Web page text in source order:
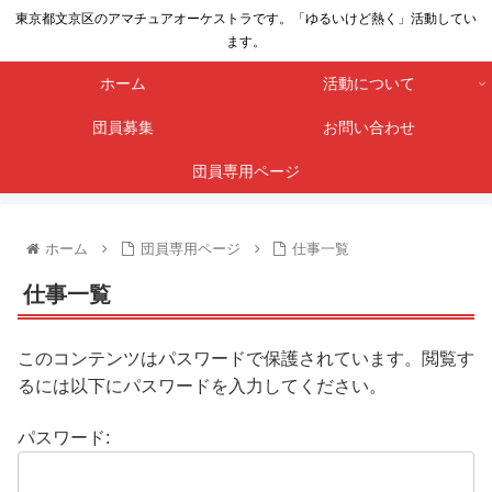
東京都文京区のアマチュアオーケストラです。「ゆるいけど熱く」活動してい
ます。
ホーム 活動について
団員募集 お問い合わせ
団員専用ページ
ホーム 団員専用ページ 仕事一覧
仕事一覧
このコンテンツはパスワードで保護されています。閲覧す
るには以下にパスワードを入力してください。
パスワード: